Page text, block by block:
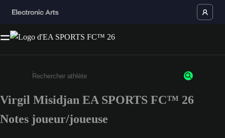
Saisissez au moins 3 caractères ou chiffres.
Virgil Misidjan EA SPORTS FC™ 26
Notes joueur/joueuse